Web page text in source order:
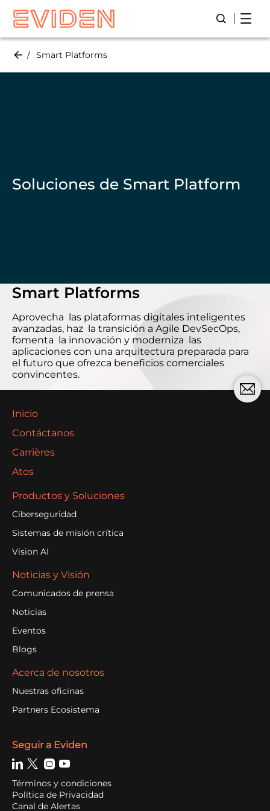
Skip
main
Abre/
Smart Platforms
Soluciones de Smart Platform
Smart Platforms
Aprovecha las plataformas digitales inteligentes
avanzadas, haz la transición a Agile DevSecOps,
fomenta la innovación y moderniza las
aplicaciones con una arquitectura preparada para
el futuro que ofrezca beneficios comerciales
convincentes.
Inicio
Contáctanos
Carrières
Atos
Productos y Soluciones
Ciberseguridad
Sistemas de misión crítica
Vision AI
Noticias y Visión
Comunicados de prensa
Noticias
Eventos
Blogs
Acerca de nosotros
Nuestras oficinas
Partners Ecosistema
Seguir a Eviden
Términos y condiciones
Política de Privacidad
Canal de Alertas